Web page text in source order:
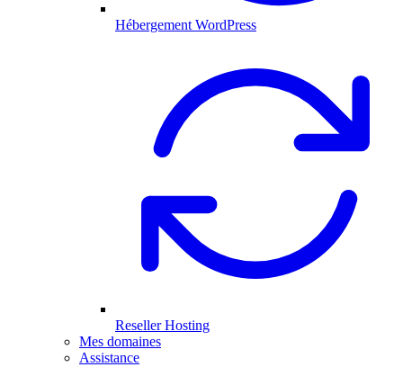
Hébergement WordPress
Reseller Hosting
Mes domaines
Assistance